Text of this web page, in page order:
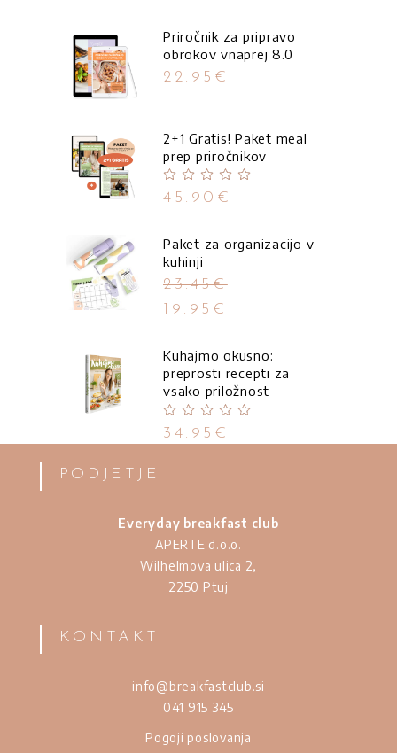
bila:
21.90€.
je:
14.90€.
Priročnik za pripravo
obrokov vnaprej 8.0
22.95 €
2+1 Gratis! Paket meal
prep priročnikov
5.00od
45.90 €
Paket za organizacijo v
kuhinji
23.45€
Izvirna
bila:
23.45€.
19.95 €
je:
19.95€.
Kuhajmo okusno:
preprosti recepti za
vsako priložnost
5.00od
5
34.95 €
PODJETJE
Everyday breakfast club
APERTE d.o.o.
Wilhelmova ulica 2,
2250 Ptuj
KONTAKT
info@breakfastclub.si
041 915 345
Pogoji poslovanja